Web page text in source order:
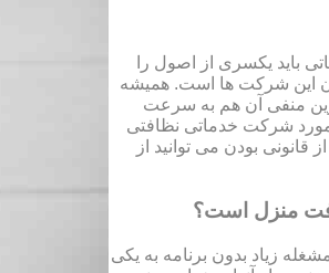
باید یکسری از اصول را
این شرکت ها است. همیشه
منفی آن هم به سرعت
شرکت خدماتی نظافتی
بودن می توانید از
منزل است؟
زیاد بدون برنامه به یکی